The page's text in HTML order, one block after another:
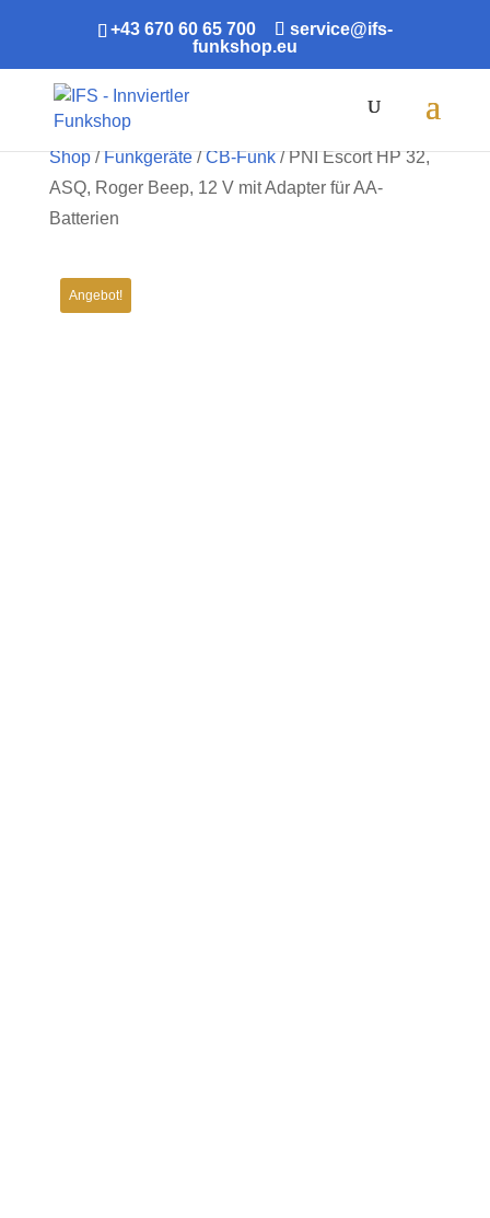
+43 670 60 65 700
service@ifs-
funkshop.eu
Shop/Funkgeräte/CB-Funk/ PNI Escort HP 32,
ASQ, Roger Beep, 12 V mit Adapter für AA-
Batterien
Angebot!